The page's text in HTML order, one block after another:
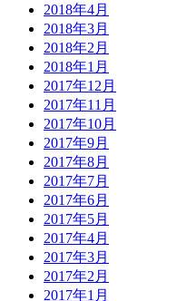
2018年4月
2018年3月
2018年2月
2018年1月
2017年12月
2017年11月
2017年10月
2017年9月
2017年8月
2017年7月
2017年6月
2017年5月
2017年4月
2017年3月
2017年2月
2017年1月